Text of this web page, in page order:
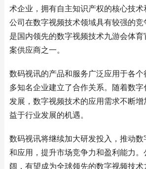
术企业，拥有自主知识产权的核心技术
公司在数字视频技术领域具有较强的竞
是国内领先的数字视频技术九游会体
案供应商之一。
数码视讯的产品和服务广泛应用于各个
多知名企业建立了合作关系。随着数
发展，数字视频技术的应用需求不断
益于行业发展的机遇。
数码视讯将继续加大研发投入，推动
和应用，提升市场竞争力和盈利能力
阔，有望成为全球领先的数字视频技